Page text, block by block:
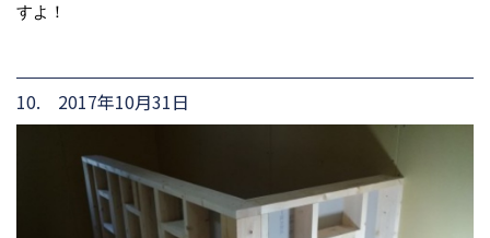
すよ！
10. 2017年10月31日